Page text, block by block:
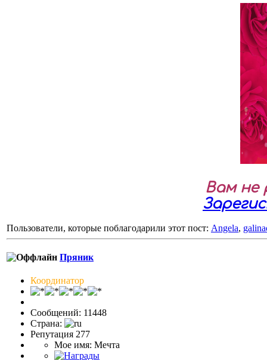
Вам не
Пользователи, которые поблагодарили этот пост: Angela,
Пряник
Координатор
Сообщений: 11448
Страна:
Репутация 277
Мое имя: Мечта